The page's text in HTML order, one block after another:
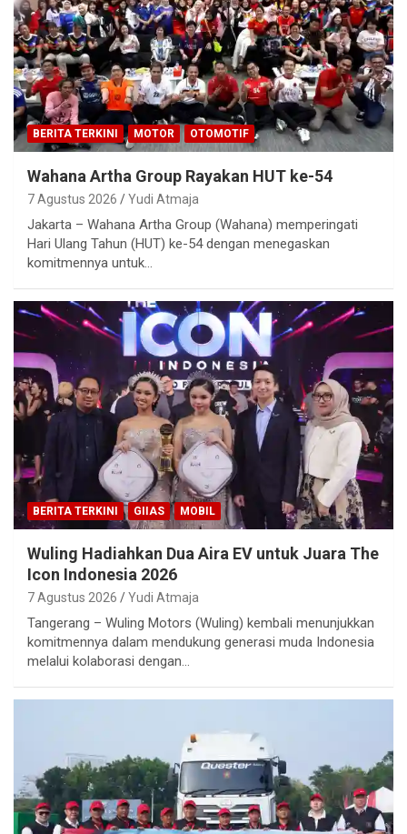
BERITA TERKINI MOTOR OTOMOTIF
Wahana Artha Group Rayakan HUT ke-54
7 Agustus 2026 Yudi Atmaja
Jakarta – Wahana Artha Group (Wahana) memperingati
Hari Ulang Tahun (HUT) ke-54 dengan menegaskan
komitmennya untuk…
BERITA TERKINI GIIAS MOBIL
Wuling Hadiahkan Dua Aira EV untuk Juara The
Icon Indonesia 2026
7 Agustus 2026 Yudi Atmaja
Tangerang – Wuling Motors (Wuling) kembali menunjukkan
komitmennya dalam mendukung generasi muda Indonesia
melalui kolaborasi dengan…